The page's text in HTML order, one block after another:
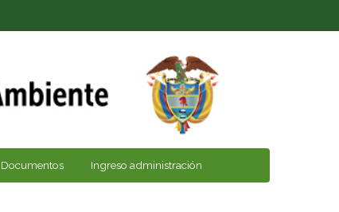
Documentos Ingreso administración